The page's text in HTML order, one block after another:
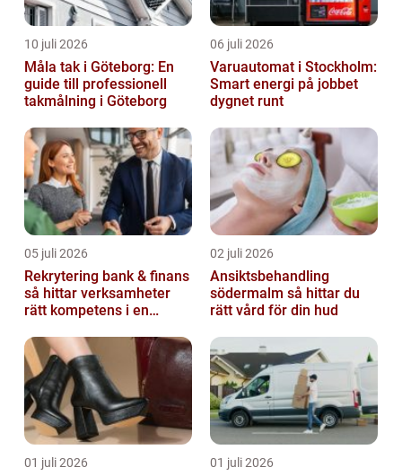
10 juli 2026
Måla tak i Göteborg: En
guide till professionell
takmålning i Göteborg
06 juli 2026
Varuautomat i Stockholm:
Smart energi på jobbet
dygnet runt
05 juli 2026
Rekrytering bank & finans
så hittar verksamheter
rätt kompetens i en
02 juli 2026
Ansiktsbehandling
södermalm så hittar du
rätt vård för din hud
01 juli 2026 01 juli 2026